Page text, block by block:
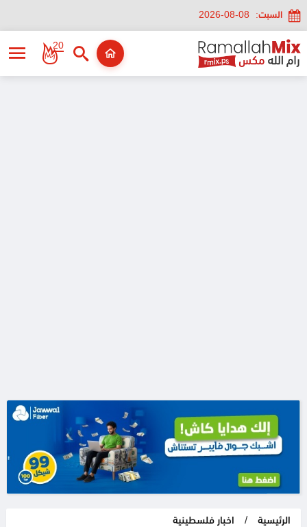
السبت: 2026-08-08
20
الرئيسية / اخبار فلسطينية